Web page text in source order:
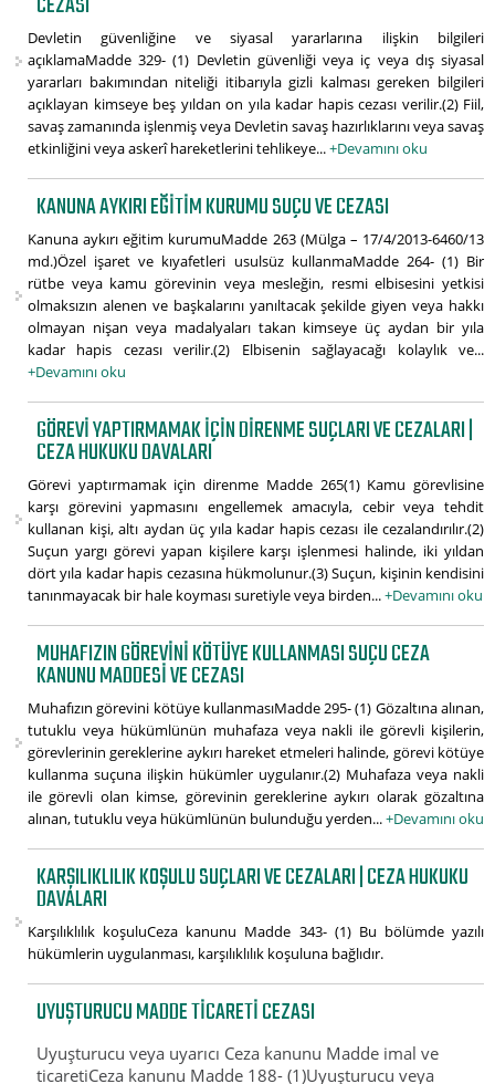
Devletin güvenliğine ve siyasal yararlarına ilişkin bilgileri
açıklamaMadde 329- (1) Devletin güvenliği veya iç veya dış siyasal
yararları bakımından niteliği itibarıyla gizli kalması gereken bilgileri
açıklayan kimseye beş yıldan on yıla kadar hapis cezası verilir.(2) Fiil,
savaş zamanında işlenmiş veya Devletin savaş hazırlıklarını veya savaş
etkinliğini veya askerî hareketlerini tehlikeye...+Devamını oku
KANUNA AYKIRI EĞITIM KURUMU SUÇU VE CEZASI
Kanuna aykırı eğitim kurumuMadde 263 (Mülga – 17/4/2013-6460/13
md.)Özel işaret ve kıyafetleri usulsüz kullanmaMadde 264- (1) Bir
rütbe veya kamu görevinin veya mesleğin, resmi elbisesini yetkisi
olmaksızın alenen ve başkalarını yanıltacak şekilde giyen veya hakkı
olmayan nişan veya madalyaları takan kimseye üç aydan bir yıla
kadar hapis cezası verilir.(2) Elbisenin sağlayacağı kolaylık ve...
+Devamını oku
GÖREVI YAPTIRMAMAK IÇIN DIRENME SUÇLARI VE CEZALARI |
CEZA HUKUKU DAVALARI
Görevi yaptırmamak için direnme Madde 265(1) Kamu görevlisine
karşı görevini yapmasını engellemek amacıyla, cebir veya tehdit
kullanan kişi, altı aydan üç yıla kadar hapis cezası ile cezalandırılır.(2)
Suçun yargı görevi yapan kişilere karşı işlenmesi halinde, iki yıldan
dört yıla kadar hapis cezasına hükmolunur.(3) Suçun, kişinin kendisini
tanınmayacak bir hale koyması suretiyle veya birden...+Devamını oku
MUHAFIZIN GÖREVINI KÖTÜYE KULLANMASI SUÇU CEZA
KANUNU MADDESI VE CEZASI
Muhafızın görevini kötüye kullanmasıMadde 295- (1) Gözaltına alınan,
tutuklu veya hükümlünün muhafaza veya nakli ile görevli kişilerin,
görevlerinin gereklerine aykırı hareket etmeleri halinde, görevi kötüye
kullanma suçuna ilişkin hükümler uygulanır.(2) Muhafaza veya nakli
ile görevli olan kimse, görevinin gereklerine aykırı olarak gözaltına
alınan, tutuklu veya hükümlünün bulunduğu yerden...+Devamını oku
KARŞILIKLILIK KOŞULU SUÇLARI VE CEZALARI | CEZA HUKUKU
DAVALARI
Karşılıklılık koşuluCeza kanunu Madde 343- (1) Bu bölümde yazılı
hükümlerin uygulanması, karşılıklılık koşuluna bağlıdır.
UYUŞTURUCU MADDE TICARETI CEZASI
Uyuşturucu veya uyarıcı Ceza kanunu Madde imal ve
ticaretiCeza kanunu Madde 188- (1)Uyuşturucu veya